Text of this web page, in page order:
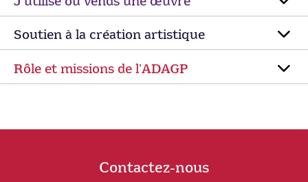
Soutien à la création artistique
Rôle et missions de lʼADAGP
Contactez-nous